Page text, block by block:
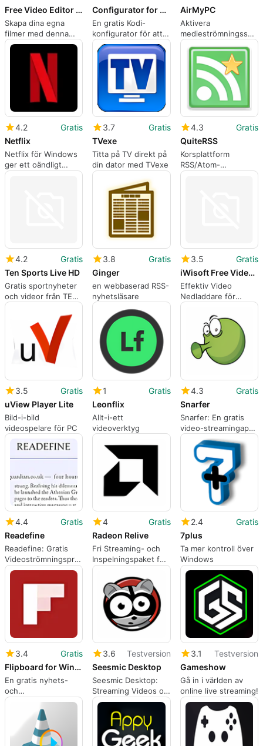
Free Video Editor & Movie Maker
Skapa dina egna
filmer med denna
kostnadsfria
videoredigerare
Configurator for Kodi
En gratis Kodi-
konfigurator för att
få ut det mesta av
din mediaspelare
AirMyPC
Aktivera
på TV-apparater
4.2
Gratis
Netflix
Netflix för Windows
ger ett oändligt
universum till din
3.7
Gratis
TVexe
Titta på TV direkt på
din dator med TVexe
4.3
Gratis
QuiteRSS
Korsplattform
RSS/Atom-
flödesläsare (Öppen
4.2
Gratis
Ten Sports Live HD
Gratis sportnyheter
och videor från TEN
Sports Live HD
3.8
Gratis
Ginger
en webbaserad RSS-
nyhetsläsare
3.5
Gratis
iWisoft Free Video Downloader
Effektiv Video
Nedladdare för
Windows
3.5
Gratis
uView Player Lite
Bild-i-bild
videospelare för PC
1
Gratis
Leonflix
Allt-i-ett
videoverktyg
4.3
Gratis
Snarfer
Snarfer: En gratis
video-streamingapp
för Windows
4.4
Gratis
Readefine
Readefine: Gratis
Videoströmningsprogram
för Windows
4
Gratis
Radeon Relive
Fri Streaming- och
Inspelningspaket för
AMD-kunder
2.4
Gratis
7plus
Ta mer kontroll över
Windows
3.4
Gratis
Flipboard for Windows 10
En gratis nyhets-
och
allmänintresseutforskare
3.6
Testversion
Seesmic Desktop
Seesmic Desktop:
Streaming Videos on
Windows
3.1
Testversion
Gameshow
Gå in i världen av
online live streaming!